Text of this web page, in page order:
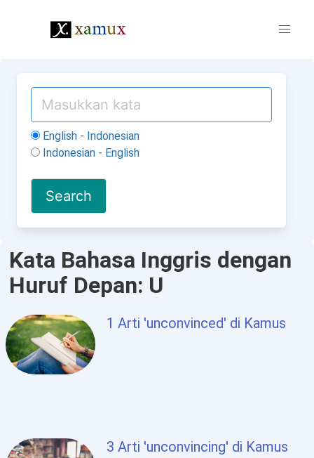
English - Indonesian
Indonesian - English
Kata Bahasa Inggris dengan
Huruf Depan: U
1 Arti 'unconvinced' di Kamus
3 Arti 'unconvincing' di Kamus